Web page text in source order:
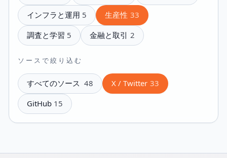
インフラと運用 5 生産性 33
調査と学習 5 金融と取引 2
ソースで絞り込む
すべてのソース 48 X / Twitter 33
GitHub 15